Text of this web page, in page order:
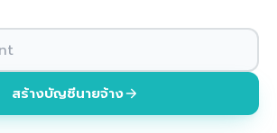
สร้างบัญชีนายจ้าง